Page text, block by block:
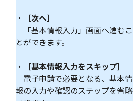
・［次へ］
「基本情報入力」画面へ進むこ
とができます。
・［基本情報入力をスキップ］
電子申請で必要となる、基本情
報の入力や確認のステップを省略